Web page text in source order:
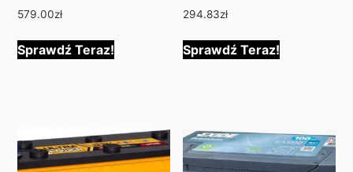
579.00zł
Sprawdź Teraz!
294.83zł
Sprawdź Teraz!